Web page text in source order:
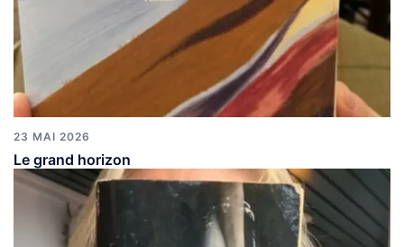
23 MAI 2026
Le grand horizon